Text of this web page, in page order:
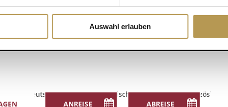
Auswahl erlauben
Deutsch English(Englisch) Français(Französisch